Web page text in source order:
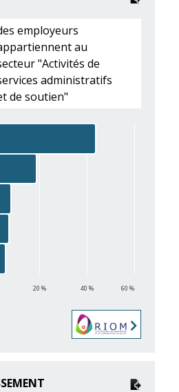
employeurs
au
"Activités de
administratifs
de soutien"
20 % 40 % 60 %